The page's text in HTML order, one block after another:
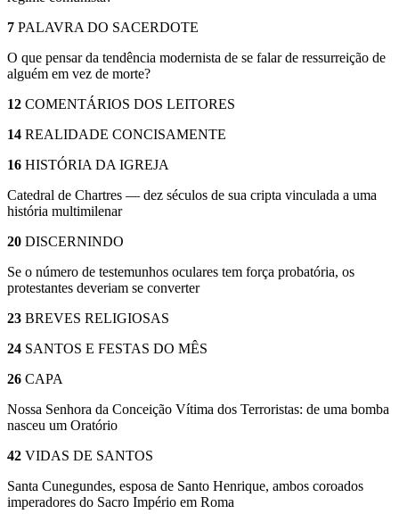
7 PALAVRA DO SACERDOTE
O que pensar da tendência modernista de se falar de ressurreição de
alguém em vez de morte?
12 COMENTÁRIOS DOS LEITORES
14 REALIDADE CONCISAMENTE
16 HISTÓRIA DA IGREJA
Catedral de Chartres — dez séculos de sua cripta vinculada a uma
história multimilenar
20 DISCERNINDO
Se o número de testemunhos oculares tem força probatória, os
protestantes deveriam se converter
23 BREVES RELIGIOSAS
24 SANTOS E FESTAS DO MÊS
26 CAPA
Nossa Senhora da Conceição Vítima dos Terroristas: de uma bomba
nasceu um Oratório
42 VIDAS DE SANTOS
Santa Cunegundes, esposa de Santo Henrique, ambos coroados
imperadores do Sacro Império em Roma